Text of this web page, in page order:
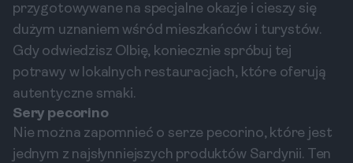
przygotowywane na specjalne okazje i cieszy się
dużym uznaniem wśród mieszkańców i turystów.
Gdy odwiedzisz Olbię, koniecznie spróbuj tej
potrawy w lokalnych restauracjach, które oferują
autentyczne smaki.
Sery pecorino
Nie można zapomnieć o serze pecorino, które jest
jednym z najsłynniejszych produktów Sardynii. Ten